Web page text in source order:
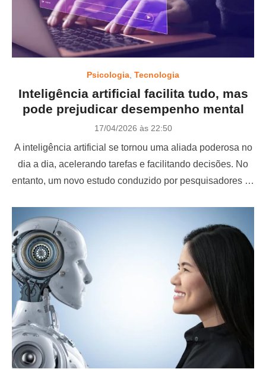
Psicologia Tecnologia
Inteligência artificial facilita tudo, mas
pode prejudicar desempenho mental
P
s
e
d
17/04/2026 às 22:50
A inteligência artificial se tornou uma aliada poderosa no
dia a dia, acelerando tarefas e facilitando decisões. No
entanto, um novo estudo conduzido por pesquisadores …